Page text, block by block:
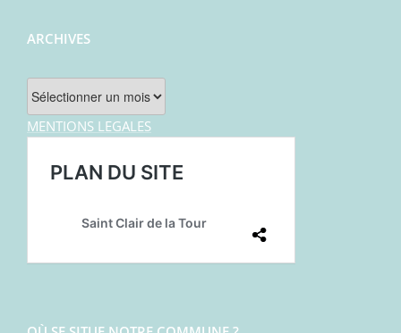
ARCHIVES
Archives
MENTIONS LEGALES